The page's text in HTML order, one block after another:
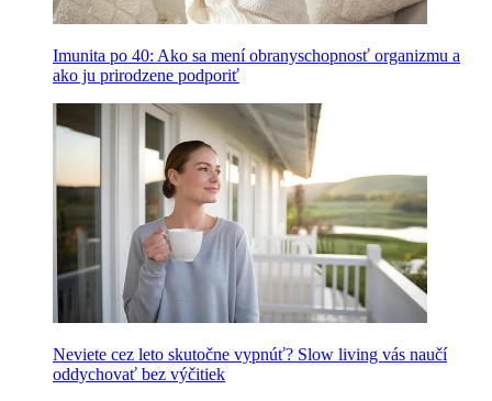
Imunita po 40: Ako sa mení obranyschopnosť organizmu a
ako ju prirodzene podporiť
Neviete cez leto skutočne vypnúť? Slow living vás naučí
oddychovať bez výčitiek